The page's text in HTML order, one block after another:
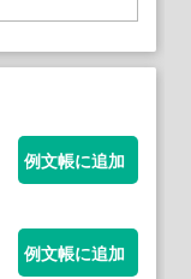
例文帳に追加
例文帳に追加